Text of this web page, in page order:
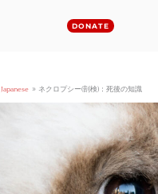
DONATE
Japanese ネクロプシー(剖検)：死後の知識